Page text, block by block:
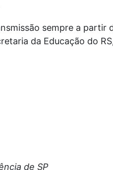
sempre a partir
da Educação do
de SP